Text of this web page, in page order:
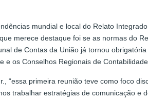
mundial e local do Relato
merece destaque foi se as normas do
de Contas da União já tornou
e os Conselhos Regionais de
“essa primeira reunião teve como foco
trabalhar estratégias de comunicação